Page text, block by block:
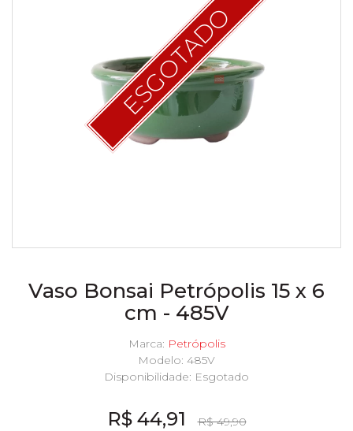
ESGOTADO
Vaso Bonsai Petrópolis 15 x 6
cm - 485V
Marca: Petrópolis
Modelo: 485V
Disponibilidade: Esgotado
R$ 49,90
R$ 44,91